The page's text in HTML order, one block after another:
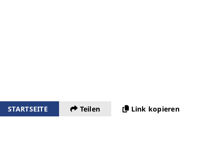
STARTSEITE Teilen Link kopieren